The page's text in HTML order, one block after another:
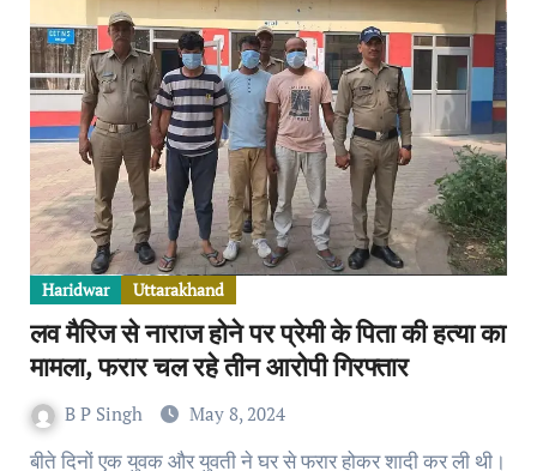
Haridwar Uttarakhand
लव मैरिज से नाराज होने पर प्रेमी के पिता की हत्या का
मामला, फरार चल रहे तीन आरोपी गिरफ्तार
B P Singh May 8, 2024
बीते दिनों एक युवक और युवती ने घर से फरार होकर शादी कर ली थी।